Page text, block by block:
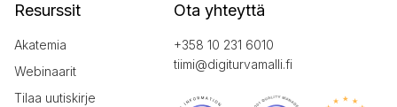
Resurssit
Akatemia
Webinaarit
Tilaa uutiskirje
Ota yhteyttä
+358 10 231 6010
tiimi@digiturvamalli.fi